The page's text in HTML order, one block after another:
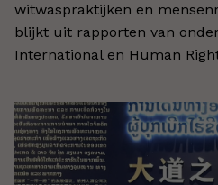
witwaspraktijken en
blijkt uit rapporten van
International en Human